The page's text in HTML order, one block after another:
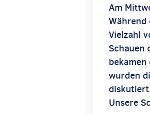
Am
Während
Vielzahl
Schauen
wurden
Unsere